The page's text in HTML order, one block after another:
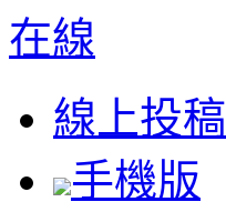
線上投稿
手機版